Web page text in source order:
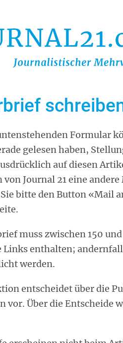
Formular
gelesen haben,
auf diesen
von Journal 21 eine
bitte den Button «Mail
muss zwischen 150
Links enthalten;
werden.
entscheidet über die
vor. Über die Entscheide